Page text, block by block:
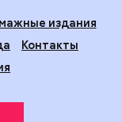
издания
Контакты